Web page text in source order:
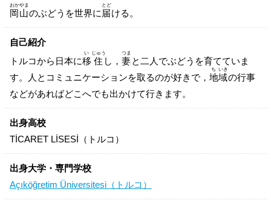
岡
おか
山
やま
のぶどうを世界に 届
とど
ける。
自己紹介
トルコから日本に移
い
住
じゅう
し， 妻
つま
と二人でぶどうを育てていま
す。人とコミュニケーションを取るのが好きで， 地
ち
域
いき
の行事
などがあればどこへでも出かけて行きます。
出身高校
TİCARET LİSESİ（トルコ）
出身大学・専門学校
Açıköğretim Üniversitesi（トルコ）